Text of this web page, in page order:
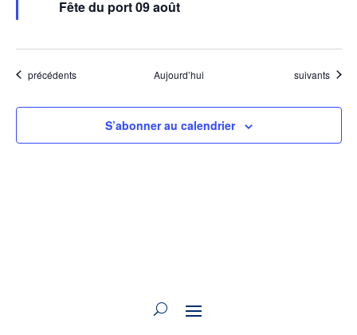
Fête du port 09 août
avant
Évènements
précédents Aujourd’hui Évènements
suivants
S’abonner au calendrier